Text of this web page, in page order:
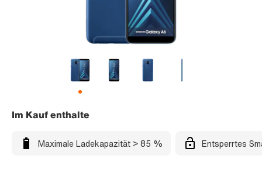
Im Kauf enthalte
Maximale Ladekapazität > 85 % Entsperrtes